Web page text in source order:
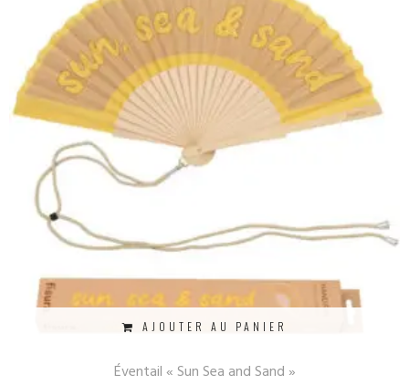
AJOUTER AU PANIER
Éventail « Sun Sea and Sand »